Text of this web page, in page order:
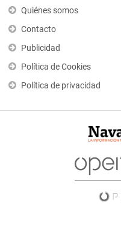
Quiénes somos
Contacto
Publicidad
Política de Cookies
Política de privacidad